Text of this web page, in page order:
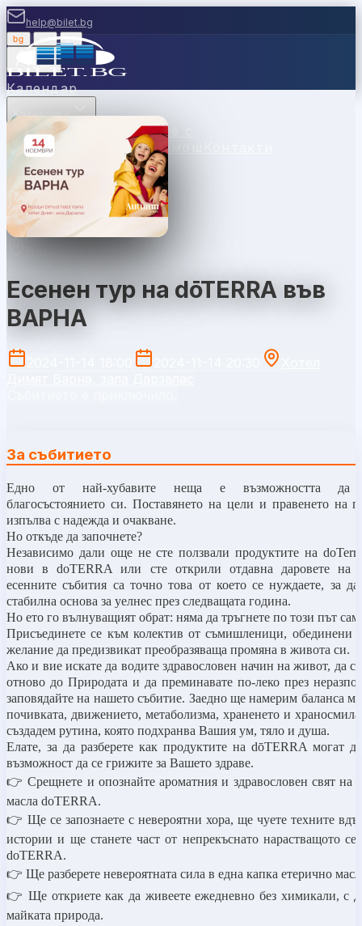
help@bilet.bg
bg |
Вход
Календар
Категории
МестаКаси
Продавайте с
насВаучери НовиниПомощ
Варна
Есенен тур на dōTERRA във
ВАРНА
За събитието
Едно от най-хубавите неща е възможността да
благосъстоянието си. Поставянето на цели и правенето на
изпълва с надежда и очакване.
Но откъде да започнете?
Независимо дали още не сте ползвали продуктите на
нови в doTERRA или сте открили отдавна даровете на
есенните събития са точно това от което се нуждаете, за да
стабилна основа за уелнес през следващата година.
Но ето го вълнуващият обрат: няма да тръгнете по този път
Присъединете се към колектив от съмишленици, обединени
желание да предизвикат преобразяваща промяна в живота си.
Ако и вие искате да водите здравословен начин на живот, да
отново до Природата и да преминавате по-леко през
заповядайте на нашето събитие. Заедно ще намерим баланса
почивката, движението, метаболизма, храненето и
създадем рутина, която подхранва Вашия ум, тяло и душа.
Елате, за да разберете как продуктите на dōTERRA могат
възможност да се грижите за Вашето здраве.
👉 Срещнете и опознайте ароматния и здравословен свят на
масла doTERRA.
👉 Ще се запознаете с невероятни хора, ще чуете техните
истории и ще станете част от непрекъснато нарастващото
doTERRA.
👉 Ще разберете невероятната сила в една капка етерично
👉 Ще откриете как да живеете ежедневно без химикали, с
майката природа.